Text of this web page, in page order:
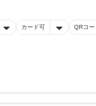
カード可 QRコ